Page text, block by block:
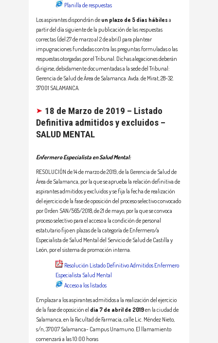
Planilla de respuestas
Los aspirantes dispondrán de un plazo de 5 días hábiles a
partir del día siguiente de la publicación de las respuestas
correctas (del 27 de marzo al 2 de abril) para plantear
impugnaciones fundadas contra las preguntas formuladas o las
respuestas otorgadas por el Tribunal. Dichas alegaciones deberán
dirigirse, debidamente documentadas a la sede del Tribunal:
Gerencia de Salud de Área de Salamanca. Avda. de Mirat, 28-32.
37001 SALAMANCA.
18 de Marzo de 2019 – Listado
Definitiva admitidos y excluidos –
SALUD MENTAL
Enfermero Especialista en Salud Mental:
RESOLUCIÓN de 14 de marzo de 2019, de la Gerencia de Salud de
Área de Salamanca, por la que se aprueba la relación definitiva de
aspirantes admitidos y excluidos y se fija la fecha de realización
del ejercicio de la fase de oposición del proceso selectivo convocado
por Orden SAN/565/2018, de 21 de mayo, por la que se convoca
proceso selectivo para el acceso a la condición de personal
estatutario fijo en plazas de la categoría de Enfermero/a
Especialista de Salud Mental del Servicio de Salud de Castilla y
León, por el sistema de promoción interna.
Resolución Listado Definitivo Admitidos Enfermero
Especialista Salud Mental
Acceso a los listados
Emplazar a los aspirantes admitidos a la realización del ejercicio
de la fase de oposición el día 7 de abril de 2019en la ciudad de
Salamanca, en la Facultad de Farmacia, calle Lic. Méndez Nieto,
s/n, 37007 Salamanca- Campus Unamuno. El llamamiento
comenzará a las 10:00 horas